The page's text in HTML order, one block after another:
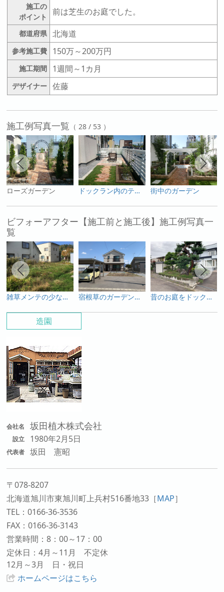
造園
会社名 坂田植木株式会社
設立 1980年2月5日
代表者 坂田 憲昭
〒078-8207
北海道旭川市東旭川町上兵村516番地33 ［MAP］
TEL：0166-36-3536
FAX：0166-36-3143
営業時間：8：00～17：00
定休日：4月～11月 不定休
12月～3月 日・祝日
ホームページはこちら
施工の
ポイント
前は芝生のお庭でした。
都道府県 北海道
参考施工費 150万～200万円
施工期間 1週間～1カ月
デザイナー 佐藤
施工例写真一覧 （ 28 / 53 ）
ローズガーデン ドックラン内のテラス 街中のガーデン
ビフォーアフター【施工前と施工後】施工例写真一
覧
雑草メンテの少ない庭 宿根草のガーデンに樹木で高低差で動きをつける 昔のお庭をドックランに